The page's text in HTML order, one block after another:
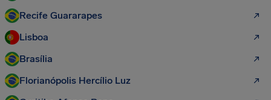
Recife Guararapes
Lisboa
Brasília
Florianópolis Hercílio Luz